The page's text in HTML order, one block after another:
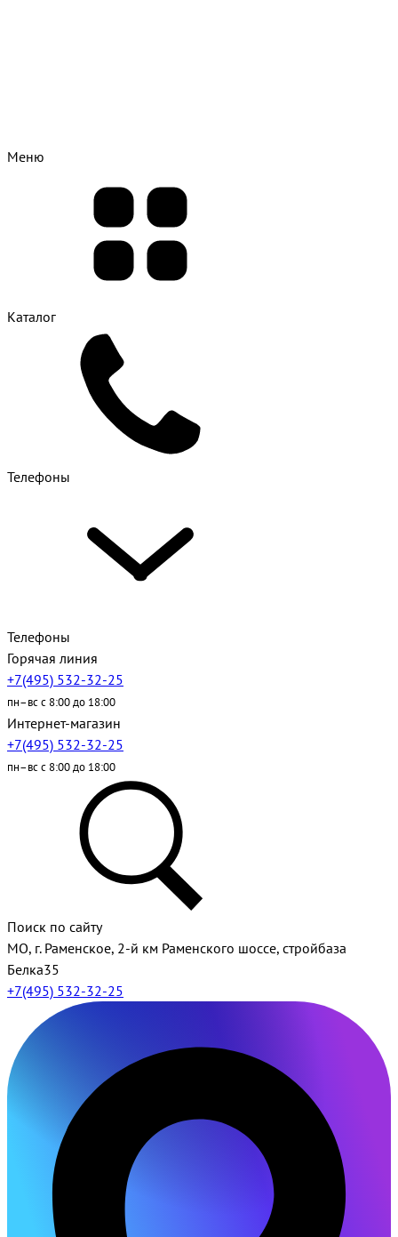
Меню
Каталог
Телефоны
Телефоны
Горячая линия
+7(495) 532-32-25
пн–вс с 8:00 до 18:00
Интернет-магазин
+7(495) 532-32-25
пн–вс с 8:00 до 18:00
Поиск по сайту
МО, г. Раменское, 2-й км Раменского шоссе, стройбаза
Белка35
+7(495) 532-32-25